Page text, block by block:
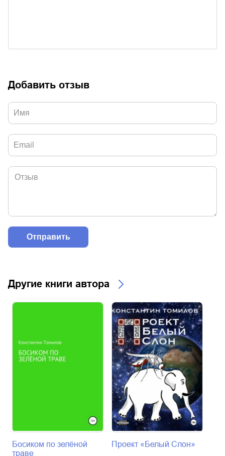
Добавить отзыв
Другие книги автора
Босиком по зелёной
траве
Проект «Белый Слон»